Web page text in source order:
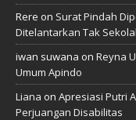
Rere on Surat Pindah
Ditelantarkan Tak
iwan suwana on Reyna
Umum Apindo
Liana on Apresiasi Putri
Perjuangan Disabilitas